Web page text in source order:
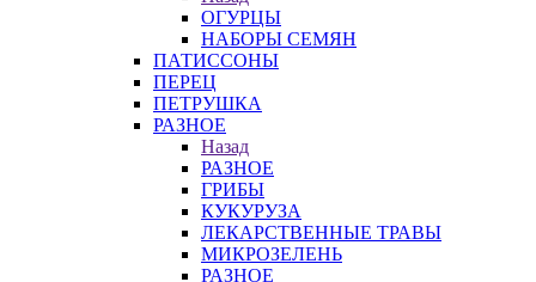
ОГУРЦЫ
НАБОРЫ СЕМЯН
ПАТИССОНЫ
ПЕРЕЦ
ПЕТРУШКА
РАЗНОЕ
Назад
РАЗНОЕ
ГРИБЫ
КУКУРУЗА
ЛЕКАРСТВЕННЫЕ ТРАВЫ
МИКРОЗЕЛЕНЬ
РАЗНОЕ